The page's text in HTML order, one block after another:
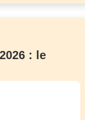
: le